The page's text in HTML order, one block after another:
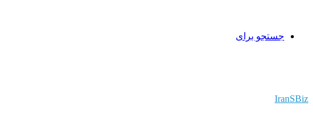
جستجو برای
IranSBiz